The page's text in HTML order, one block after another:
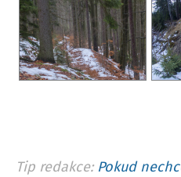
Tip redakce: Pokud